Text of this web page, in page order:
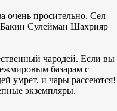
очень просительно. Сел
Бакин Сулейман Шахрияр
чародей. Если вы
базарам с
умрет, и чары рассеются!
экземпляры.